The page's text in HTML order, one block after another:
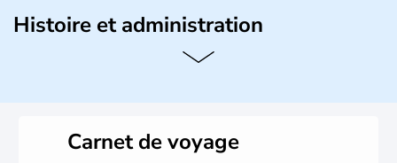
Histoire et administration
L'Israël est un état de la partie est de la Méditerranée,
vrai essor économique dans le domaine des nouvelles
Carnet de voyage